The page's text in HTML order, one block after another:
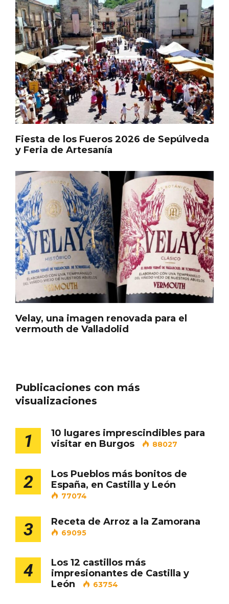
Fiesta de los Fueros 2026 de Sepúlveda
y Feria de Artesanía
Velay, una imagen renovada para el
vermouth de Valladolid
Publicaciones con más
visualizaciones
1
10 lugares imprescindibles para
visitar en Burgos
88027
2
Los Pueblos más bonitos de
España, en Castilla y León
77074
3 Receta de Arroz a la Zamorana
69095
4
Los 12 castillos más
impresionantes de Castilla y
León
63754
En marzo, vuelve la mejor gastronomía
de la Trufa Negra de Soria
Cigales inaugura la musealización de los